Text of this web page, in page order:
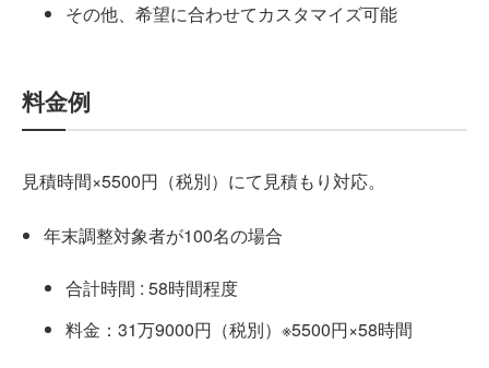
その他、希望に合わせてカスタマイズ可能
料金例
見積時間×5500円（税別）にて見積もり対応。
年末調整対象者が100名の場合
合計時間 : 58時間程度
料金：31万9000円（税別）※5500円×58時間